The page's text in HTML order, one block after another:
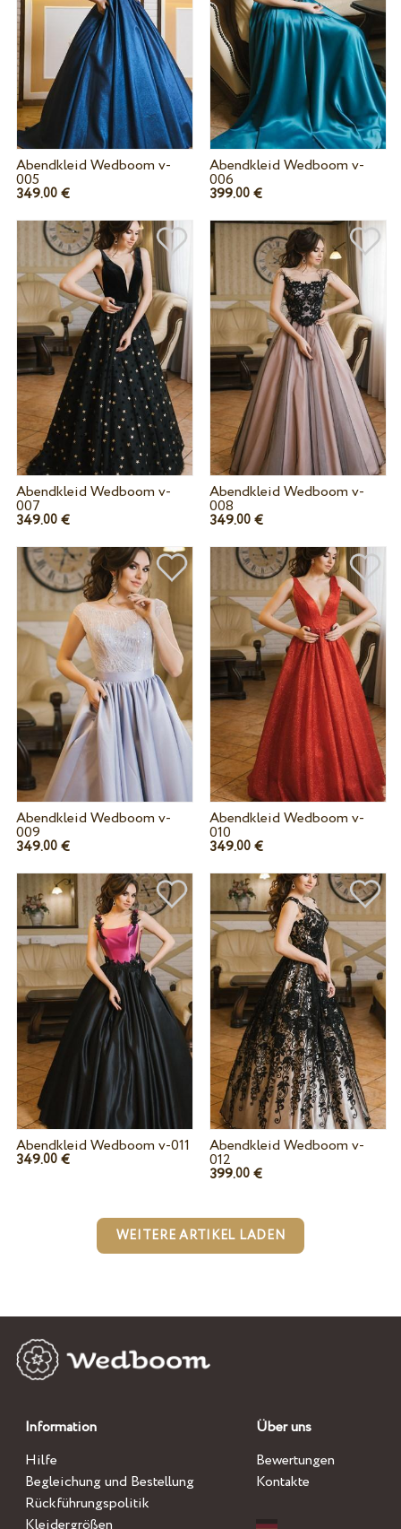
Abendkleid Wedboom v-
005
349.00€
Abendkleid Wedboom v-
006
399.00 €
Abendkleid Wedboom v-
007
349.00€
Abendkleid Wedboom v-
008
349.00 €
Abendkleid Wedboom v-
009
349.00€
Abendkleid Wedboom v-
010
349.00 €
Abendkleid Wedboom v-011
349.00€
Abendkleid Wedboom v-
012
399.00 €
WEITERE ARTIKEL LADEN
Information
Hilfe
Begleichung und Bestellung
Rückführungspolitik
Über uns
Bewertungen
Kontakte